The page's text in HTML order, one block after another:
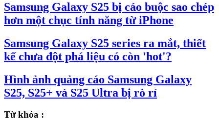
Samsung Galaxy S25 bị cáo buộc sao chép
hơn một chục tính năng từ iPhone
Samsung Galaxy S25 series ra mắt, thiết
kế chưa đột phá liệu có còn 'hot'?
Hình ảnh quảng cáo Samsung Galaxy
S25, S25+ và S25 Ultra bị rò rỉ
Từ khóa :